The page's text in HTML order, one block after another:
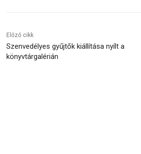
Előző cikk
Szenvedélyes gyűjtők kiállítása nyílt a
könyvtárgalérián